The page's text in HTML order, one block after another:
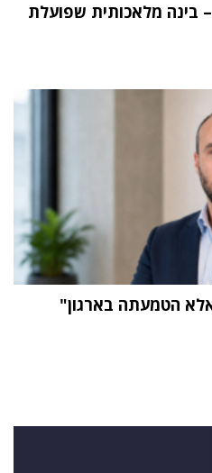
"העתיד הוא Physical AI – בינה מלאכותית שפועלת